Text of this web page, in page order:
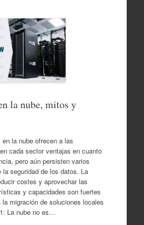
la nube, mitos y
la nube ofrecen a las
cada sector ventajas en cuanto
pero aún persisten varios
la seguridad de los datos. La
costes y aprovechar las
y capacidades son fuertes
la migración de soluciones locales
La nube no es…